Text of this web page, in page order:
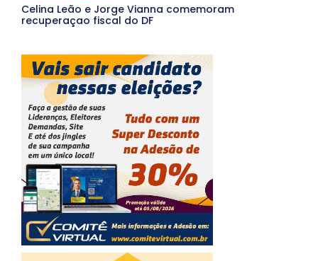
Celina Leão e Jorge Vianna comemoram
recuperaçao fiscal do DF